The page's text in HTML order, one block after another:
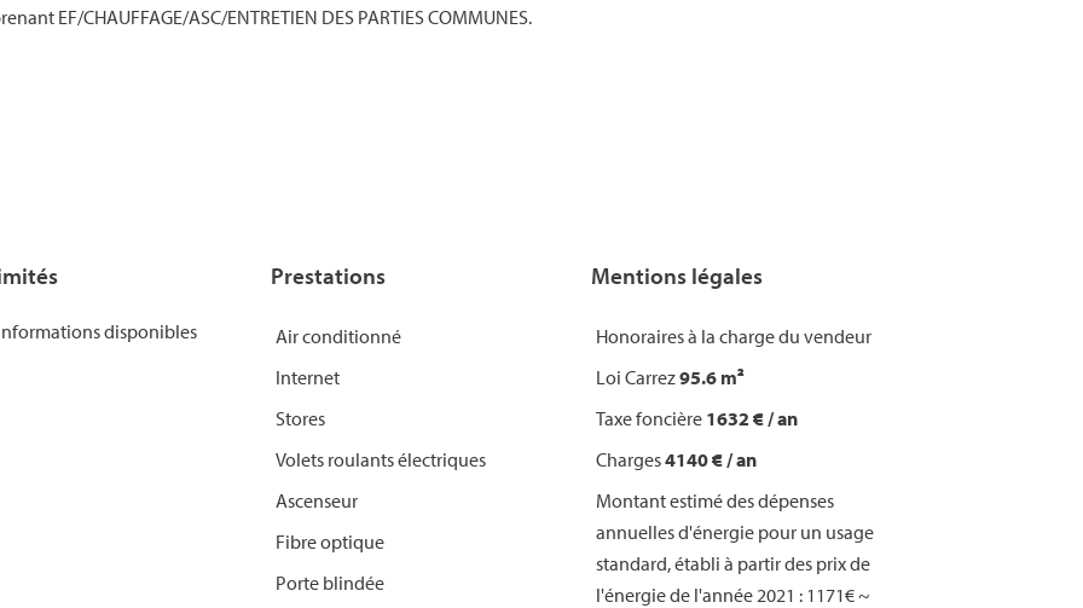
EF/CHAUFFAGE/ASC/ENTRETIEN DES PARTIES COMMUNES.
disponibles
Prestations
Air conditionné
Internet
Stores
Volets roulants électriques
Ascenseur
Fibre optique
Porte blindée
Mentions légales
Honoraires à la charge du vendeur
Loi Carrez95.6 m²
Taxe foncière 1632 € / an
Charges4140 € / an
Montant estimé des dépenses
annuelles d'énergie pour un usage
standard, établi à partir des prix de
l'énergie de l'année 2021 : 1171€ ~